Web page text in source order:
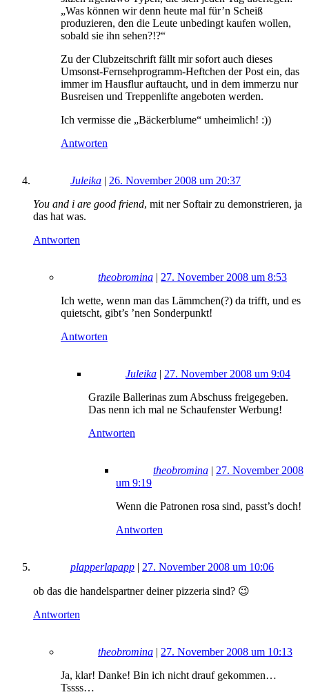
„Was können wir denn heute mal für’n Scheiß
produzieren, den die Leute unbedingt kaufen wollen,
sobald sie ihn sehen?!?“
Zu der Clubzeitschrift fällt mir sofort auch dieses
Umsonst-Fernsehprogramm-Heftchen der Post ein, das
immer im Hausflur auftaucht, und in dem immerzu nur
Busreisen und Treppenlifte angeboten werden.
Ich vermisse die „Bäckerblume“ umheimlich! :))
Antworten
Juleika | 26. November 2008 um 20:37
You and i are good friend, mit ner Softair zu demonstrieren, ja
das hat was.
Antworten
theobromina | 27. November 2008 um 8:53
Ich wette, wenn man das Lämmchen(?) da trifft, und es
quietscht, gibt’s ’nen Sonderpunkt!
Antworten
Juleika | 27. November 2008 um 9:04
Grazile Ballerinas zum Abschuss freigegeben.
Das nenn ich mal ne Schaufenster Werbung!
Antworten
theobromina | 27. November 2008
um 9:19
Wenn die Patronen rosa sind, passt’s doch!
Antworten
plapperlapapp | 27. November 2008 um 10:06
ob das die handelspartner deiner pizzeria sind? 😉
Antworten
theobromina | 27. November 2008 um 10:13
Ja, klar! Danke! Bin ich nicht drauf gekommen…
Tssss…